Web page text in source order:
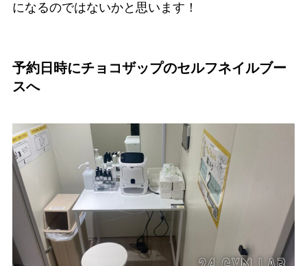
になるのではないかと思います！
予約日時にチョコザップのセルフネイルブー
スへ